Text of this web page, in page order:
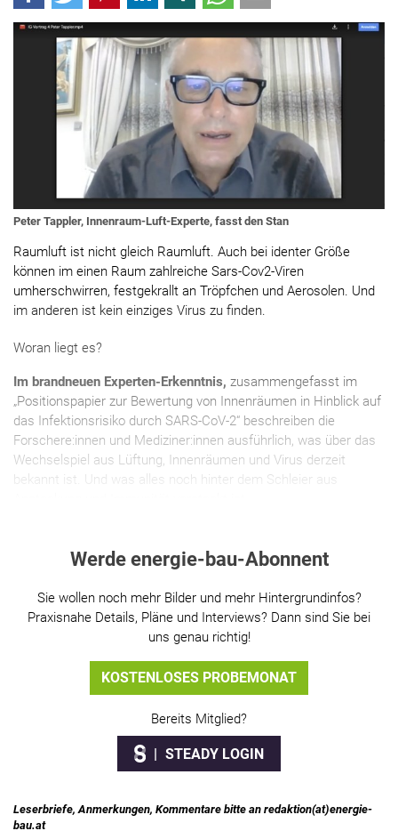
Peter Tappler, Innenraum-Luft-Experte, fasst den Stan
Raumluft ist nicht gleich Raumluft. Auch bei identer Größe
können im einen Raum zahlreiche Sars-Cov2-Viren
umherschwirren, festgekrallt an Tröpfchen und Aerosolen. Und
im anderen ist kein einziges Virus zu finden.
Woran liegt es?
Im brandneuen Experten-Erkenntnis, zusammengefasst im
„Positionspapier zur Bewertung von Innenräumen in Hinblick auf
das Infektionsrisiko durch SARS-CoV-2“ beschreiben die
Forschere:innen und Mediziner:innen ausführlich, was über das
Wechselspiel aus Lüftung, Innenräumen und Virus derzeit
bekannt ist. Und was alles noch hinter dem Schleier aus
Werde energie-bau-Abonnent
Sie wollen noch mehr Bilder und mehr Hintergrundinfos?
Praxisnahe Details, Pläne und Interviews? Dann sind Sie bei
uns genau richtig!
KOSTENLOSES PROBEMONAT
Bereits Mitglied?
STEADY LOGIN
Leserbriefe, Anmerkungen, Kommentare bitte an redaktion(at)energie-
bau.at